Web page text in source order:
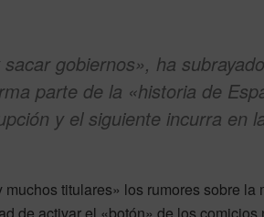
gobiernos», ha
parte de la «historia de
y el siguiente incurra en
titulares» los rumores sobre la
de activar el «botón» de los comicios